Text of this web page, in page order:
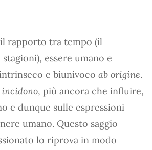
rapporto tra tempo (il
essere umano e
e biunivoco ab origine.
incidono, più ancora che influire,
e dunque sulle espressioni
umano. Questo saggio
lo riprova in modo